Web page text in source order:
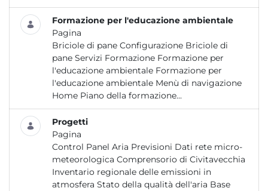
Formazione per l'educazione ambientale
Pagina
Briciole di pane Configurazione Briciole di
pane Servizi Formazione Formazione per
l'educazione ambientale Formazione per
l'educazione ambientale Menù di navigazione
Home Piano della formazione...
Progetti
Pagina
Control Panel Aria Previsioni Dati rete micro-
meteorologica Comprensorio di Civitavecchia
Inventario regionale delle emissioni in
atmosfera Stato della qualità dell'aria Base